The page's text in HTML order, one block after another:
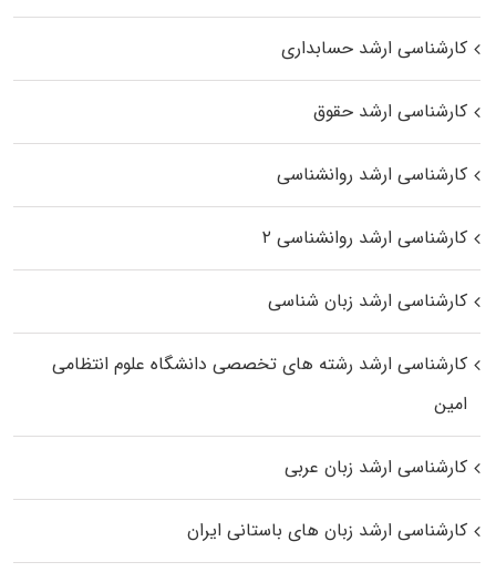
کارشناسی ارشد حسابداری
کارشناسی ارشد حقوق
کارشناسی ارشد روانشناسی
کارشناسی ارشد روانشناسی ۲
کارشناسی ارشد زبان شناسی
کارشناسی ارشد رﺷﺘﻪ ﻫﺎی تخصصی داﻧﺸﮕﺎه ﻋﻠﻮم انتظامی
اﻣﻴﻦ
کارشناسی ارشد زبان عربی
کارشناسی ارشد زبان‌ های باستانی ایران